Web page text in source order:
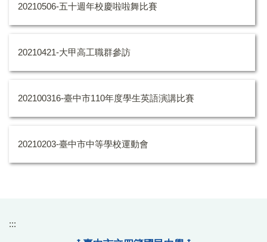
20210506-五十週年校慶啦啦舞比賽
20210421-大甲高工職群參訪
202100316-臺中市110年度學生英語演講比賽
20210203-臺中市中等學校運動會
:::